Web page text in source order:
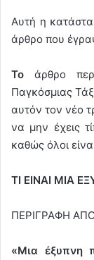
Αυτή η
άρθρο που
Το άρθρο
Παγκόσμιας
αυτόν τον νέο
να μην έχεις
καθώς όλοι
ΤΙ ΕΙΝΑΙ ΜΙΑ
ΠΕΡΙΓΡΑΦΗ ΑΠΟ
«Μια έξυπνη